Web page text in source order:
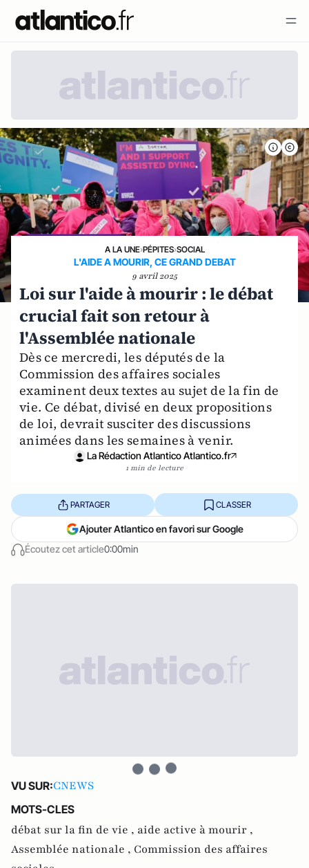
A LA UNE›PÉPITES›SOCIAL
L'AIDE A MOURIR, CE GRAND DEBAT
9 avril 2025
Loi sur l'aide à mourir : le débat
crucial fait son retour à
l'Assemblée nationale
Dès ce mercredi, les députés de la
Commission des affaires sociales
examinent deux textes au sujet de la fin de
vie. Ce débat, divisé en deux propositions
de loi, devrait susciter des discussions
animées dans les semaines à venir.
La Rédaction Atlantico Atlantico.fr
1 min de lecture
Écoutez cet article0:00min
PARTAGER CLASSER
Ajouter Atlantico en favori sur Google
VU SUR:CNEWS
MOTS-CLES
débat sur la fin de vie , aide active à mourir ,
Assemblée nationale , Commission des affaires